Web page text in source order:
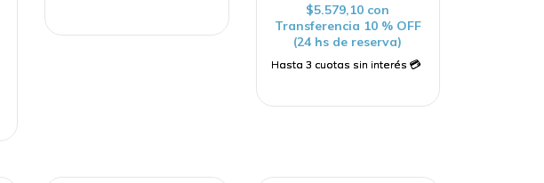
$5.579,10 con
Transferencia 10 % OFF
(24 hs de reserva)